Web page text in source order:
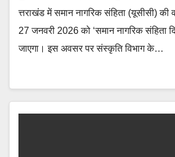
त्तराखंड में समान नागरिक संहिता (यूसीसी) की
27 जनवरी 2026 को ‘समान नागरिक संहिता
जाएगा। इस अवसर पर संस्कृति विभाग के…